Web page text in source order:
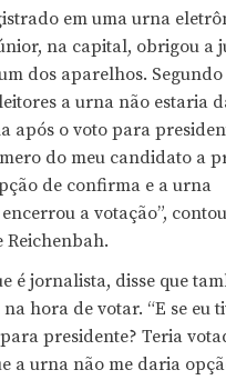
em uma urna
na capital, obrigou a
dos aparelhos. Segundo
a urna não estaria
após o voto para
do meu candidato a
de confirma e a urna
a votação”,
Reichenbah.
é jornalista, disse que
hora de votar. “E se eu
presidente? Teria
a urna não me daria